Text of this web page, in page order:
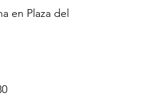
en Plaza del